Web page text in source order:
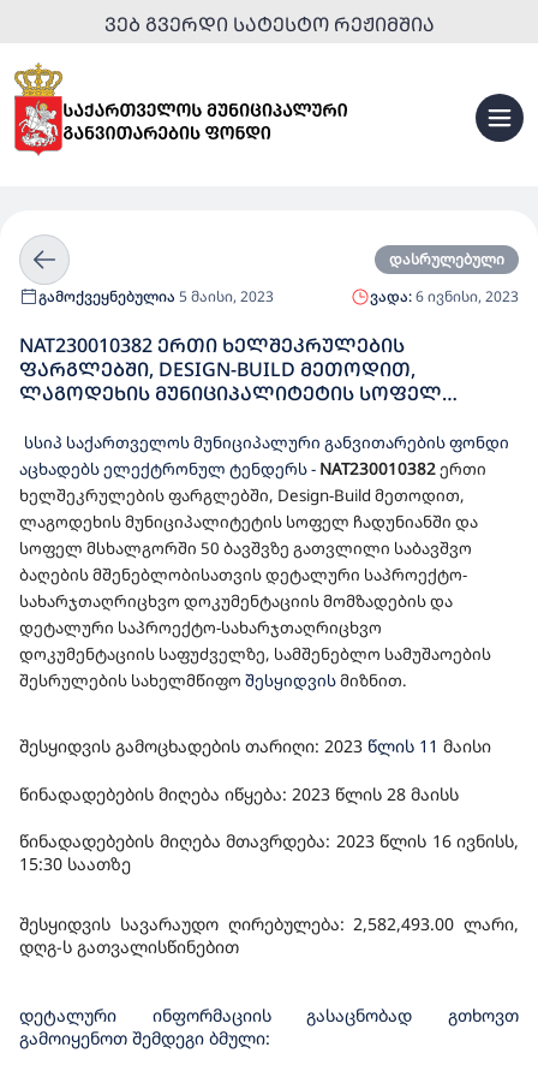
ᲕᲔᲑ ᲒᲕᲔᲠᲓᲘ ᲡᲐᲢᲔᲡᲢᲝ ᲠᲔᲟᲘᲛᲨᲘᲐ
დასრულებული
გამოქვეყნებულია 5 მაისი, 2023 ვადა:6 ივნისი, 2023
NAT230010382 ᲔᲠᲗᲘ ᲮᲔᲚᲨᲔᲙᲠᲣᲚᲔᲑᲘᲡ
ᲤᲐᲠᲒᲚᲔᲑᲨᲘ, DESIGN-BUILD ᲛᲔᲗᲝᲓᲘᲗ,
ᲚᲐᲒᲝᲓᲔᲮᲘᲡ ᲛᲣᲜᲘᲪᲘᲞᲐᲚᲘᲢᲔᲢᲘᲡ ᲡᲝᲤᲔᲚ
ᲑᲐᲕᲨᲕᲖᲔ ᲒᲐᲗᲕᲚᲘᲚᲘ ᲡᲐᲑᲐᲕᲨᲕᲝ ᲑᲐᲦᲔᲑᲘᲡ
ᲛᲨᲔᲜᲔᲑᲚᲝᲑᲘᲡᲐᲗᲕᲘᲡ ᲓᲔᲢᲐᲚᲣᲠᲘ ᲡᲐᲞᲠᲝᲔᲥᲢᲝ-
ᲡᲐᲮᲐᲠᲯᲗᲐᲦᲠᲘᲪᲮᲕᲝ ᲓᲝᲙᲣᲛᲔᲜᲢᲐᲪᲘᲘᲡ
ᲛᲝᲛᲖᲐᲓᲔᲑᲘᲡ ᲓᲐ ᲓᲔᲢᲐᲚᲣᲠᲘ ᲡᲐᲞᲠᲝᲔᲥᲢᲝ-
ᲡᲐᲮᲐᲠᲯᲗᲐᲦᲠᲘᲪᲮᲕᲝ ᲓᲝᲙᲣᲛᲔᲜᲢᲐᲪᲘᲘᲡ
ᲡᲐᲤᲣᲫᲕᲔᲚᲖᲔ, ᲡᲐᲛᲨᲔᲜᲔᲑᲚᲝ ᲡᲐᲛᲣᲨᲐᲝᲔᲑᲘᲡ
ᲨᲔᲡᲠᲣᲚᲔᲑᲘᲡ ᲡᲐᲮᲔᲚᲛᲬᲘᲤᲝ ᲨᲔᲡᲧᲘᲓᲕᲐ
სსიპ საქართველოს მუნიციპალური განვითარების ფონდი
აცხადებს ელექტრონულ ტენდერს- NAT230010382ერთი
ხელშეკრულების ფარგლებში, Design-Build მეთოდით,
ლაგოდეხის მუნიციპალიტეტის სოფელ ჩადუნიანში და
სოფელ მსხალგორში 50 ბავშვზე გათვლილი საბავშვო
ბაღებისმშენებლობისათვის დეტალური საპროექტო-
სახარჯთაღრიცხვო დოკუმენტაციის მომზადების და
დეტალური საპროექტო-სახარჯთაღრიცხვო
დოკუმენტაციის საფუძველზე, სამშენებლო სამუშაოების
შესრულების სახელმწიფო შესყიდვისმიზნით.
შესყიდვის გამოცხადების თარიღი: 2023 წლის 11 მაისი
წინადადებების მიღება იწყება: 2023 წლის 28 მაისს
წინადადებების მიღება მთავრდება: 2023 წლის 16 ივნისს,
1 5:30 საათზე
შესყიდვის სავარაუდო ღირებულება: 2,582,493.00 ლარი,
დღგ-ს გათვალისწინებით
დეტალური ინფორმაციის გასაცნობად გთხოვთ
გამოიყენოთ შემდეგი ბმული: